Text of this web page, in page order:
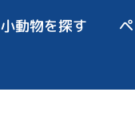
小動物を探す